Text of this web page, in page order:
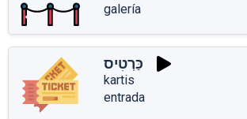
galería
כַּרְטִיס
kartis
entrada